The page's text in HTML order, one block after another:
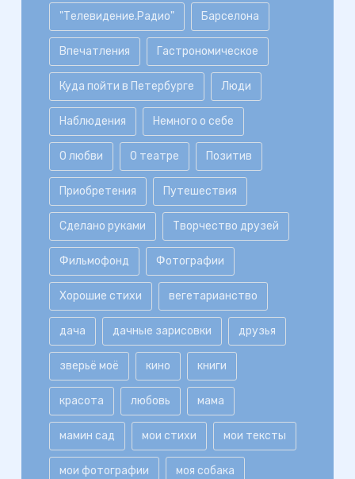
"Телевидение.Радио" Барселона
Впечатления Гастрономическое
Куда пойти в Петербурге Люди
Наблюдения Немного о себе
О любви О театре Позитив
Приобретения Путешествия
Сделано руками Творчество друзей
Фильмофонд Фотографии
Хорошие стихи вегетарианство
дача дачные зарисовки друзья
зверьё моё кино книги
красота любовь мама
мамин сад мои стихи мои тексты
мои фотографии моя собака